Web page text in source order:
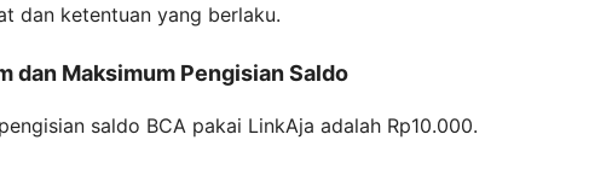
dan ketentuan yang berlaku.
dan Maksimum Pengisian Saldo
saldo BCA pakai LinkAja adalah Rp10.000.